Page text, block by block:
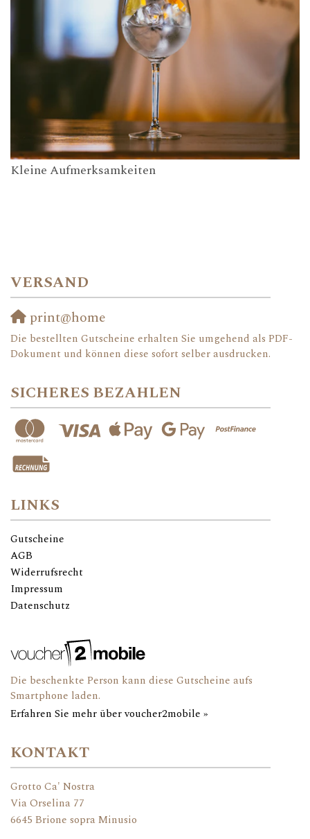
Kleine Aufmerksamkeiten
VERSAND
print@home
Die bestellten Gutscheine erhalten Sie umgehend als PDF-
Dokument und können diese sofort selber ausdrucken.
SICHERES BEZAHLEN
LINKS
Gutscheine
AGB
Widerrufsrecht
Impressum
Datenschutz
Die beschenkte Person kann diese Gutscheine aufs
Smartphone laden.
Erfahren Sie mehr über voucher2mobile »
KONTAKT
Grotto Ca' Nostra
Via Orselina 77
6645 Brione sopra Minusio